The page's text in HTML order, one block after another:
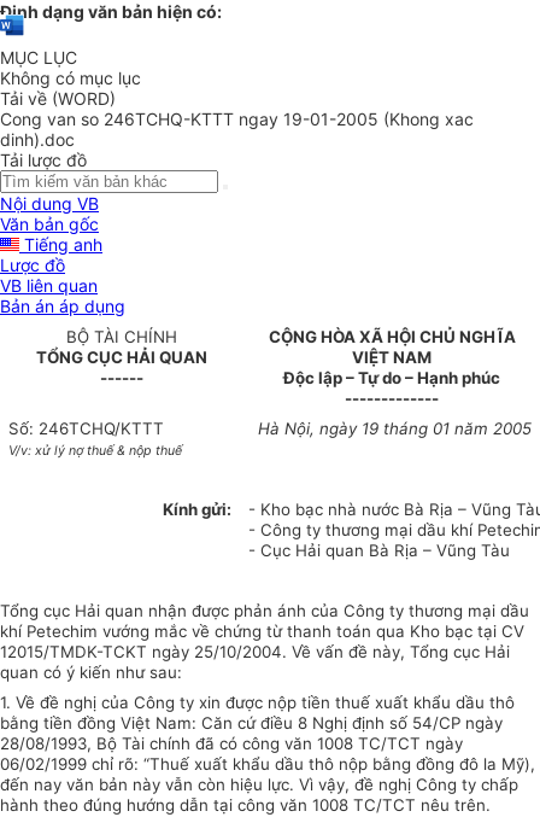
Định dạng văn bản hiện có:
MỤC LỤC
Không có mục lục
Tải về (WORD)
Cong van so 246TCHQ-KTTT ngay 19-01-2005 (Khong xac
dinh).doc
Tải lược đồ
Nội dung VB
Văn bản gốc
Tiếng anh
Lược đồ
VB liên quan
Bản án áp dụng
BỘ TÀI CHÍNH
TỔNG CỤC HẢI QUAN
------
CỘNG HÒA XÃ HỘI CHỦ NGHĨA
VIỆT NAM
Độc lập – Tự do – Hạnh phúc
-------------
Số: 246TCHQ/KTTT
V/v: xử lý nợ thuế & nộp thuế
Hà Nội, ngày 19 tháng 01 năm 2005
Kính gửi:
- Kho bạc nhà nước Bà Rịa – Vũng
- Công ty thương mại dầu khí
- Cục Hải quan Bà Rịa – Vũng Tàu
Tổng cục Hải quan nhận được phản ánh của Công ty thương mại dầu
khí Petechim vướng mắc về chứng từ thanh toán qua Kho bạc tại CV
12015/TMDK-TCKT ngày 25/10/2004. Về vấn đề này, Tổng cục Hải
quan có ý kiến như sau:
1. Về đề nghị của Công ty xin được nộp tiền thuế xuất khẩu dầu thô
bằng tiền đồng Việt Nam: Căn cứ điều 8 Nghị định số 54/CP ngày
28/08/1993, Bộ Tài chính đã có công văn 1008 TC/TCT ngày
06/02/1999 chỉ rõ: “Thuế xuất khẩu dầu thô nộp bằng đồng đô la Mỹ),
đến nay văn bản này vẫn còn hiệu lực. Vì vậy, đề nghị Công ty chấp
hành theo đúng hướng dẫn tại công văn 1008 TC/TCT nêu trên.